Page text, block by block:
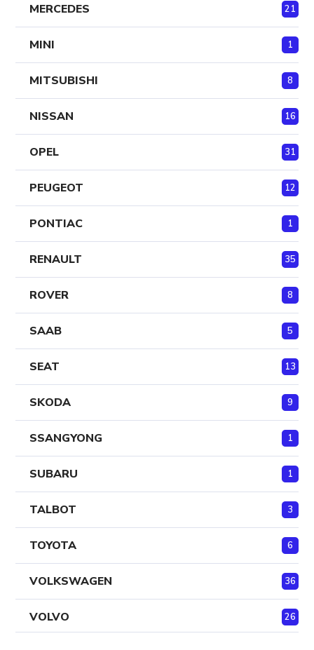
MERCEDES 21
MINI 1
MITSUBISHI 8
NISSAN 16
OPEL 31
PEUGEOT 12
PONTIAC 1
RENAULT 35
ROVER 8
SAAB 5
SEAT 13
SKODA 9
SSANGYONG 1
SUBARU 1
TALBOT 3
TOYOTA 6
VOLKSWAGEN 36
VOLVO 26